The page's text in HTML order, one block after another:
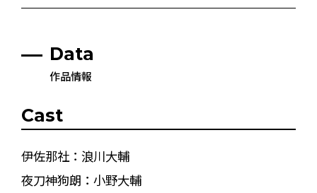
Data
作品情報
Cast
伊佐那社：浪川大輔
夜刀神狗朗：小野大輔